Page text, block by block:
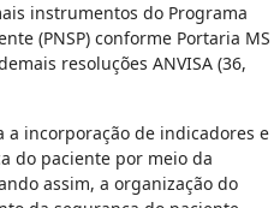
instrumentos do Programa
(PNSP) conforme Portaria MS
resoluções ANVISA (36,
incorporação de indicadores e
do paciente por meio da
assim, a organização do